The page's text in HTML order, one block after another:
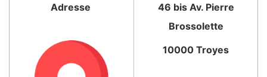
Adresse
46 bis Av. Pierre
Brossolette
10000 Troyes